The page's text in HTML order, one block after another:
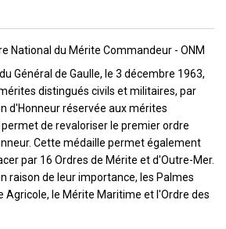
National du Mérite Commandeur - ONM
Général de Gaulle, le 3 décembre 1963,
distingués civils et militaires, par
d'Honneur réservée aux mérites
de revaloriser le premier ordre
Cette médaille permet également
par 16 Ordres de Mérite et d'Outre-Mer.
raison de leur importance, les Palmes
Agricole, le Mérite Maritime et l'Ordre des